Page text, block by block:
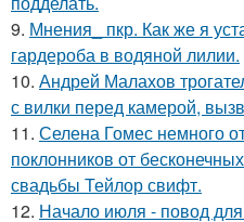
9. Мнения_ пкр. Как же я
гардероба в водяной лилии.
10. Андрей Малахов
с вилки перед камерой,
11. Селена Гомес немного
поклонников от
свадьбы Тейлор свифт.
12. Начало июля - повод